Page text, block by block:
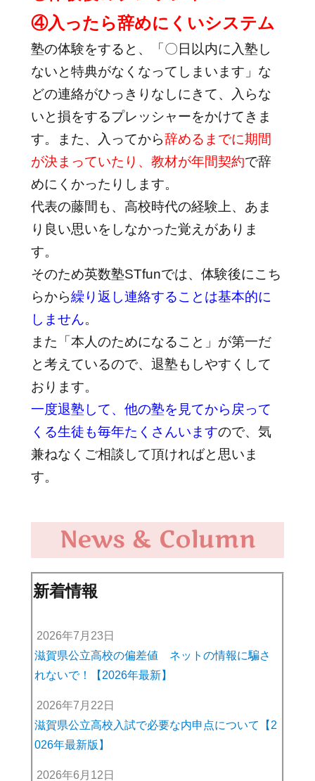
④入ったら辞めにくいシステム
塾の体験をすると、「〇日以内に入塾し
ないと特典がなくなってしまいます」な
どの連絡がひっきりなしにきて、入らな
いと損をするプレッシャーをかけてきま
す。また、入ってから辞めるまでに期間
が決まっていたり、教材が年間契約で辞
めにくかったりします。
代表の藤間も、高校時代の経験上、あま
り良い思いをしなかった覚えがありま
す。
そのため英数塾STfunでは、体験後にこち
らから繰り返し連絡することは基本的に
しません。
また「本人のためになること」が第一だ
と考えているので、退塾もしやすくして
おります。
一度退塾して、他の塾を見てから戻って
くる生徒も毎年たくさんいますので、気
兼ねなくご相談して頂ければと思いま
す。
News & Column
新着情報
2026年7月23日
滋賀県公立高校の偏差値 ネットの情報に騙さ
れないで！【2026年最新】
2026年7月22日
滋賀県公立高校入試で必要な内申点について【2
026年最新版】
2026年6月12日